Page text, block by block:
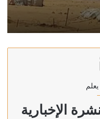
الإخبارية